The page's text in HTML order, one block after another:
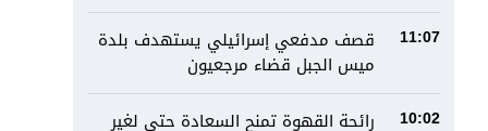
11:07
قصف مدفعي إسرائيلي يستهدف بلدة
ميس الجبل قضاء مرجعيون
10:02
رائحة القهوة تمنح السعادة حتى لغير